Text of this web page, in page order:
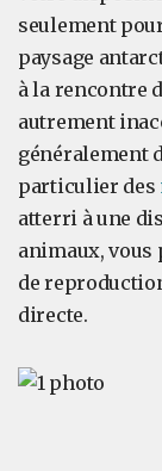
seulement
paysage
à la rencontre
autrement
généralement
particulier des
atterri à une
animaux, vous
de
directe.